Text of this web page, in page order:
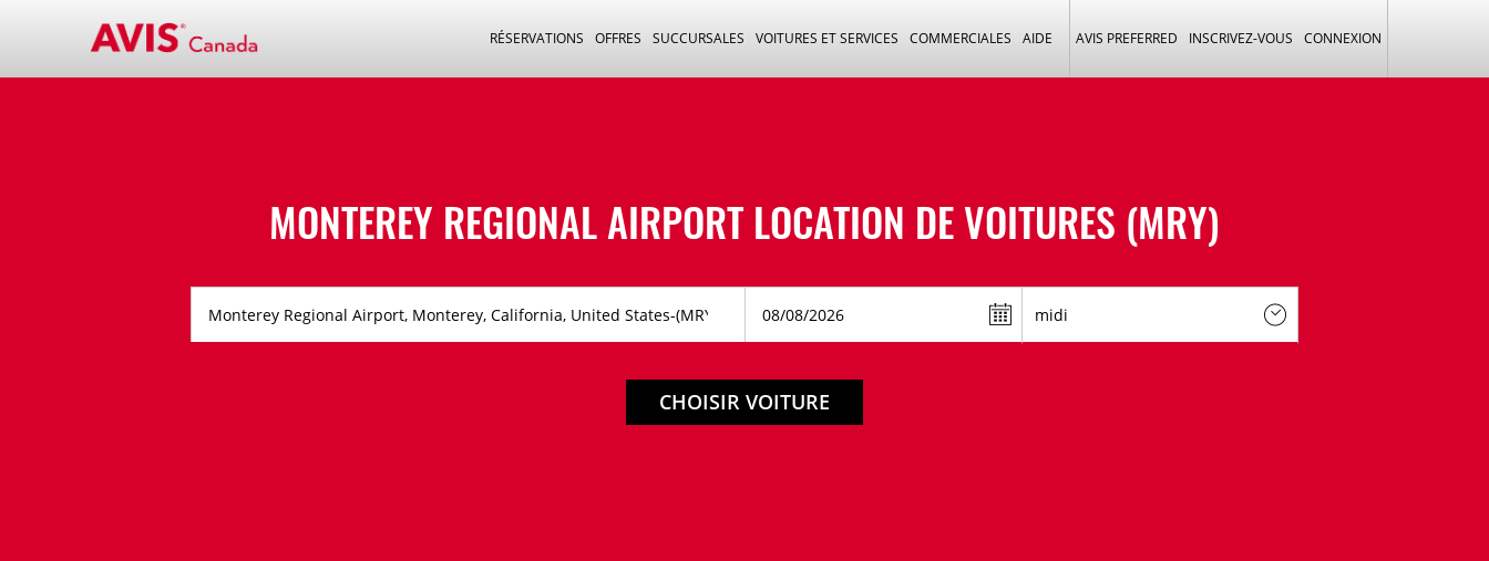
RÉSERVATIONS OFFRES SUCCURSALES VOITURES ET SERVICES COMMERCIALES AIDE AVIS PREFERRED INSCRIVEZ-VOUS CONNEXION
MONTEREY REGIONAL AIRPORT LOCATION DE VOITURES (MRY)
CHOISIR VOITURE